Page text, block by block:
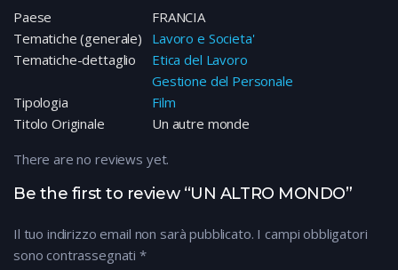
Paese
FRANCIA
Tematiche (generale)
Lavoro e Societa'
Tematiche-dettaglio
Etica del Lavoro
Gestione del Personale
Tipologia
Film
Titolo Originale
Un autre monde
Be the first to review “UN ALTRO MONDO”
Il tuo indirizzo email non sarà pubblicato. I campi obbligatori
sono contrassegnati *
There are no reviews yet.